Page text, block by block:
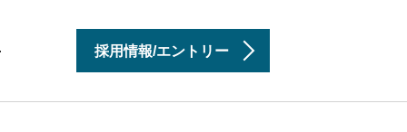
採用情報/エントリー